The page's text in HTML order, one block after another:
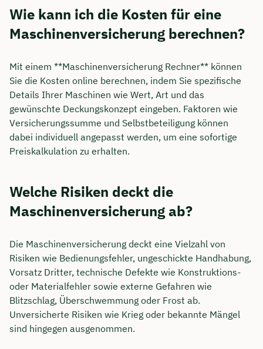
Wie kann ich die Kosten für eine
Maschinenversicherung berechnen?
Mit einem **Maschinenversicherung Rechner** können
Sie die Kosten online berechnen, indem Sie spezifische
Details Ihrer Maschinen wie Wert, Art und das
gewünschte Deckungskonzept eingeben. Faktoren wie
Versicherungssumme und Selbstbeteiligung können
dabei individuell angepasst werden, um eine sofortige
Preiskalkulation zu erhalten.
Welche Risiken deckt die
Maschinenversicherung ab?
Die Maschinenversicherung deckt eine Vielzahl von
Risiken wie Bedienungsfehler, ungeschickte Handhabung,
Vorsatz Dritter, technische Defekte wie Konstruktions-
oder Materialfehler sowie externe Gefahren wie
Blitzschlag, Überschwemmung oder Frost ab.
Unversicherte Risiken wie Krieg oder bekannte Mängel
sind hingegen ausgenommen.